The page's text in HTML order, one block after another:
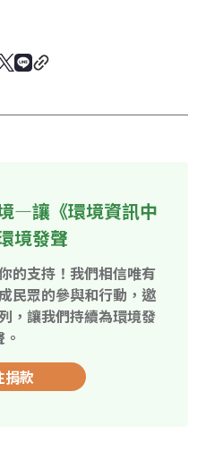
—讓《環境資訊中
境發聲
的支持！我們相信唯有
民眾的參與和行動，邀
，讓我們持續為環境發
捐款